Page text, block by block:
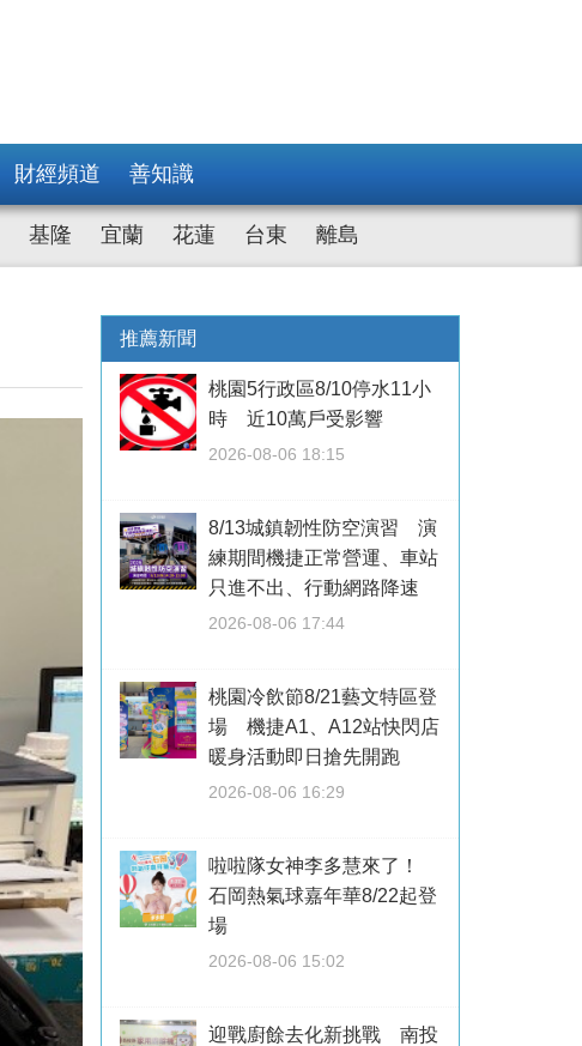
財經頻道 善知識
基隆 宜蘭 花蓮 台東 離島
推薦新聞
桃園5行政區8/10停水11小
時 近10萬戶受影響
2026-08-06 18:15
8/13城鎮韌性防空演習 演
練期間機捷正常營運、車站
只進不出、行動網路降速
2026-08-06 17:44
桃園冷飲節8/21藝文特區登
場 機捷A1、A12站快閃店
暖身活動即日搶先開跑
2026-08-06 16:29
啦啦隊女神李多慧來了！
石岡熱氣球嘉年華8/22起登
場
2026-08-06 15:02
迎戰廚餘去化新挑戰 南投